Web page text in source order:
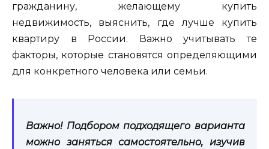
гражданину, желающему купить
недвижимость, выяснить, где лучше купить
квартиру в России. Важно учитывать те
факторы, которые становятся определяющими
для конкретного человека или семьи.
Важно! Подбором подходящего варианта
можно заняться самостоятельно, изучив